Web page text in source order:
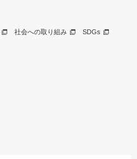
社会への取り組み SDGs